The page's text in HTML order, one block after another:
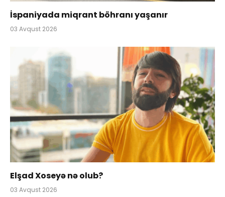
İspaniyada miqrant böhranı yaşanır
03 Avqust 2026
Elşad Xoseyə nə olub?
03 Avqust 2026